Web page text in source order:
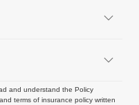
and understand the Policy
terms of insurance policy written